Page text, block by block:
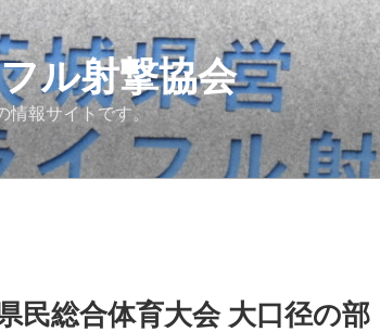
ル射撃協会
情報サイトです。
民総合体育大会 大口径の部